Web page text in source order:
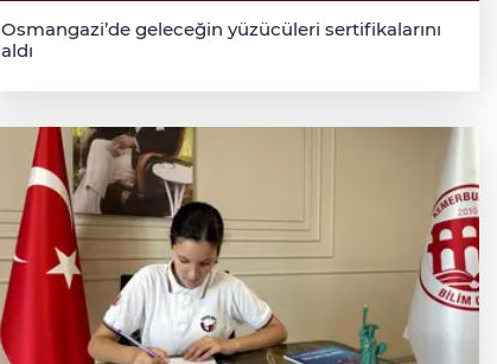
Osmangazi’de geleceğin yüzücüleri sertifikalarını
aldı